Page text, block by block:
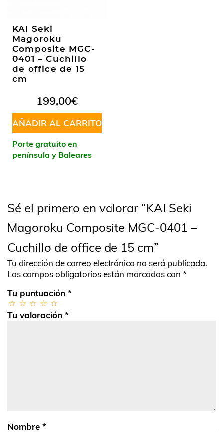
KAI Seki
Magoroku
Composite MGC-
0401 – Cuchillo
de office de 15
cm
199,00€
AÑADIR AL CARRITO
Porte gratuito en
península y Baleares
Sé el primero en valorar “KAI Seki
Magoroku Composite MGC-0401 –
Cuchillo de office de 15 cm”
Tu dirección de correo electrónico no será publicada.
Los campos obligatorios están marcados con *
Tu puntuación *
Tu valoración *
Nombre *